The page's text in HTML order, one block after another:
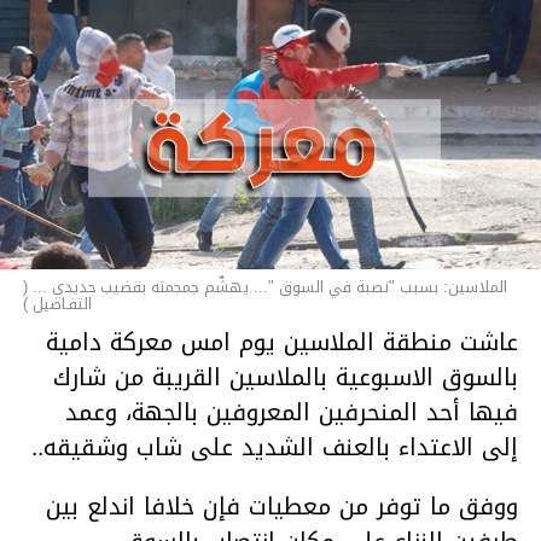
الملاسين: بسبب "نصبة في السوق "... يهشّم جمجمته بقضيب حديدي ... (
التفـاصيل )
عاشت منطقة الملاسين يوم امس معركة دامية
بالسوق الاسبوعية بالملاسين القريبة من شارك
فيها أحد المنحرفين المعروفين بالجهة، وعمد
إلى الاعتداء بالعنف الشديد على شاب وشقيقه..
ووفق ما توفر من معطيات فإن خلافا اندلع بين